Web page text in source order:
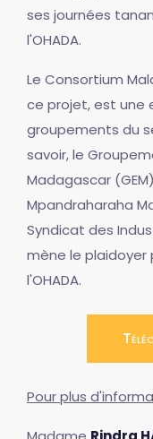
ses journées
l'OHADA.
Le Consortium
ce projet, est une
groupements du
savoir, le
Madagascar
Mpandraharaha
Syndicat des
mène le plaidoyer
l'OHADA.
Pour plus